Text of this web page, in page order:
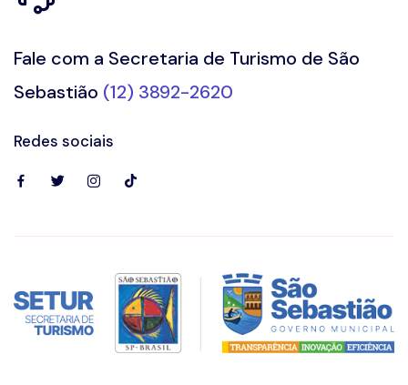
Fale com a Secretaria de Turismo de São
Sebastião (12) 3892-2620
Redes sociais